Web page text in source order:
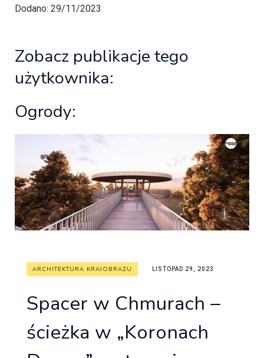
Dodano: 29/11/2023
Zobacz publikacje tego
użytkownika:
Ogrody:
ARCHITEKTURA KRAJOBRAZU LISTOPAD 29, 2023
Spacer w Chmurach –
ścieżka w „Koronach